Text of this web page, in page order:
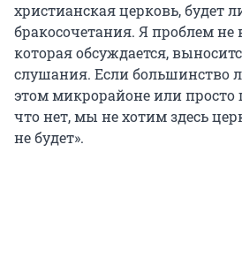
христианская церковь, будет
бракосочетания. Я проблем не
которая обсуждается,
слушания. Если большинство
этом микрорайоне или просто
что нет, мы не хотим здесь
не будет».